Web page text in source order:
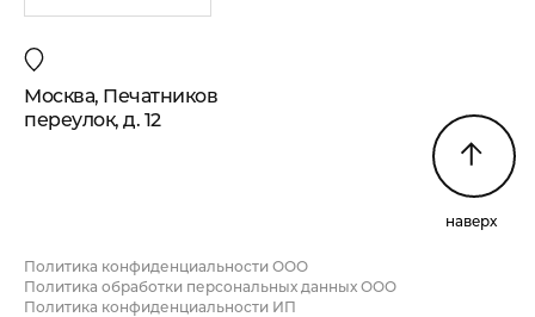
Москва, Печатников
переулок, д. 12
наверх
Политика конфиденциальности ООО
Политика обработки персональных данных ООО
Политика конфиденциальности ИП